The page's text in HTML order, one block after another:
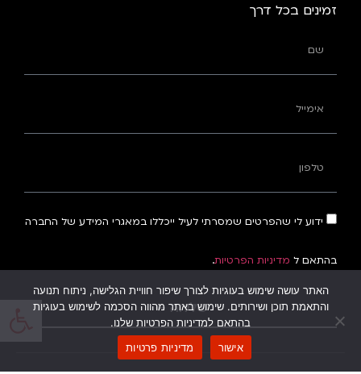
זמינים בכל דרך
ידוע לי שהפרטים שמסרתי לעיל ייכללו במאגרי המידע של החברה
בהתאם ל מדיניות הפרטיות.
שליחה ←
האתר עושה שימוש בעוגיות לצורך שיפור חוויית הגלישה, ניתוח תנועה
והתאמת תוכן ושירותים. שימוש באתר מהווה הסכמה לשימוש בעוגיות
בהתאם למדיניות הפרטיות שלנו.
אישור
מדיניות פרטיות